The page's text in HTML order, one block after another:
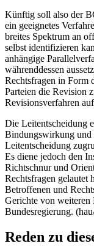
Künftig soll also der
ein geeignetes
breites Spektrum an
selbst identifizieren
anhängige
währenddessen
Rechtsfragen in Form
Parteien die Revision
Revisionsverfahren
Die Leitentscheidung
Bindungswirkung und
Leitentscheidung
Es diene jedoch den
Richtschnur und
Rechtsfragen gelautet
Betroffenen und
Gerichte von weiteren
Bundesregierung.
Reden zu